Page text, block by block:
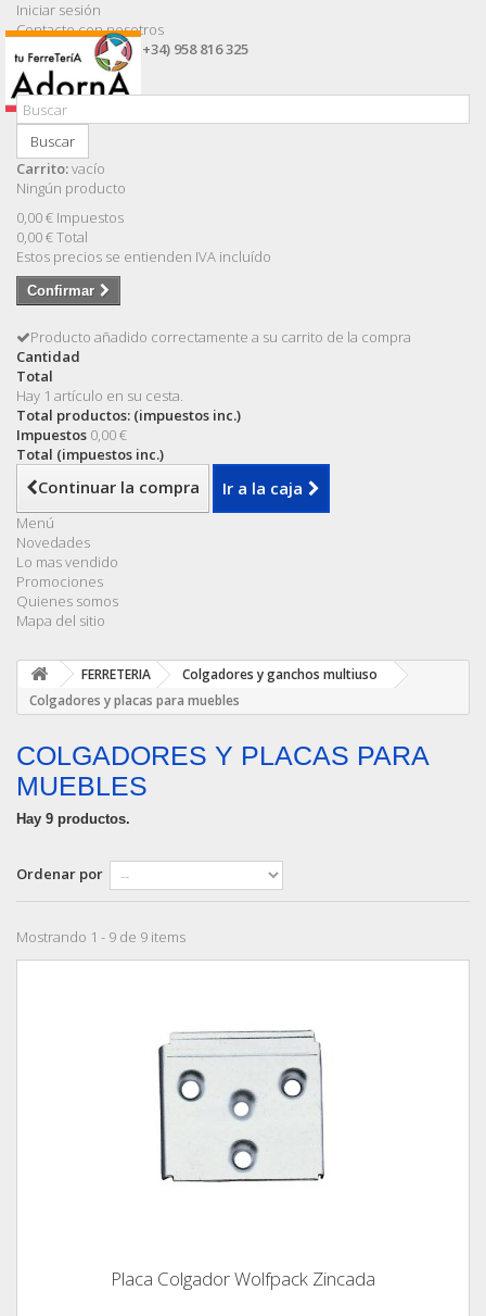
Iniciar sesión
Contacte con nosotros
Llámanos ahora: (+34) 958 816 325
Buscar
Carrito:vacío
Ningún producto
0,00 € Impuestos
0,00 €Total
Estos precios se entienden IVA incluído
Confirmar
Producto añadido correctamente a su carrito de la compra
Cantidad
Total
Hay 1 artículo en su cesta.
Total productos: (impuestos inc.)
Impuestos 0,00 €
Total (impuestos inc.)
Continuar la compra Ir a la caja
Menú
Novedades
Lo mas vendido
Promociones
Quienes somos
Mapa del sitio
FERRETERIA
Colgadores y ganchos multiuso
Colgadores y placas para muebles
COLGADORES Y PLACAS PARA
MUEBLES
Hay 9 productos.
Ordenar por
Mostrando 1 - 9 de 9 items
Placa Colgador Wolfpack Zincada